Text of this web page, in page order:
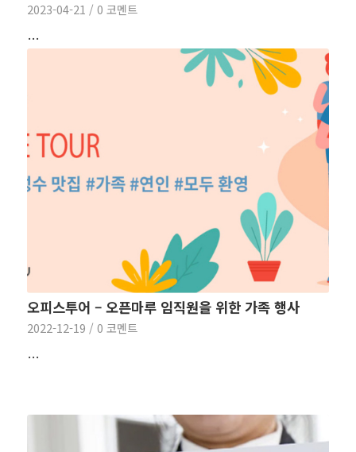
2023-04-21 / 0 코멘트
…
오피스투어 – 오픈마루 임직원을 위한 가족 행사
2022-12-19 / 0 코멘트
…